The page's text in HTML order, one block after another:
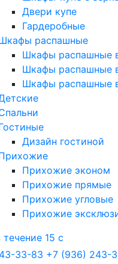
Двери купе
Гардеробные
распашные
Шкафы распашные
Шкафы распашные
Шкафы распашные
Дизайн гостиной
Прихожие эконом
Прихожие прямые
Прихожие угловые
Прихожие
15 с
33-83 +7 (936) 243-